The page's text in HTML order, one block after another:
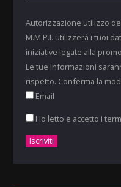
Autorizzazione utilizzo
M.M.P.I. utilizzerà i tuoi
iniziative legate alla
Le tue informazioni
rispetto. Conferma la
Email
Ho letto e accetto i